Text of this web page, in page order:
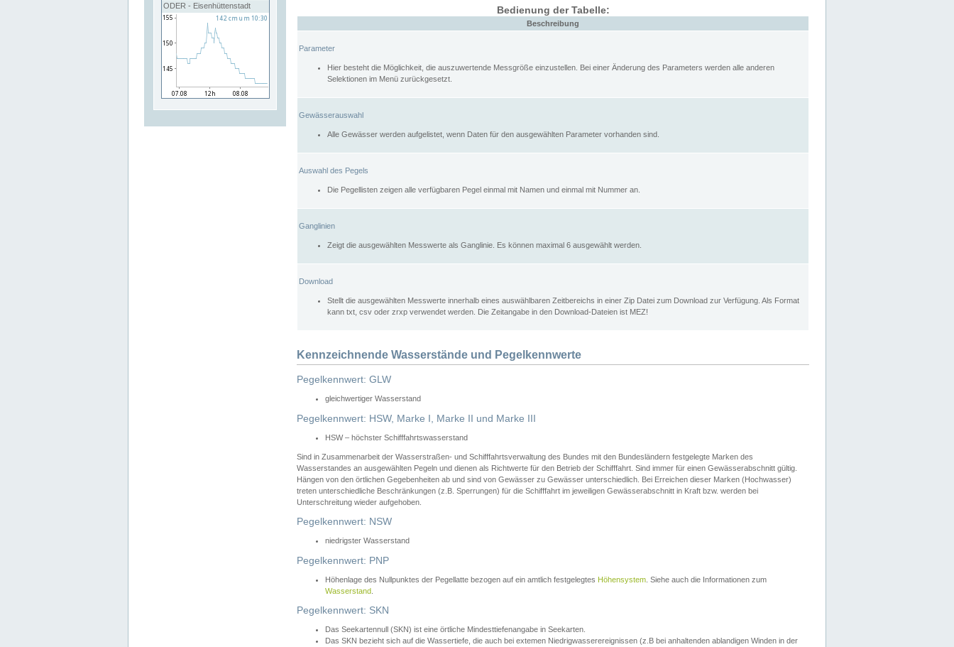
ODER - Eisenhüttenstadt Bedienung der Tabelle:
Beschreibung
Parameter
Hier besteht die Möglichkeit, die auszuwertende Messgröße einzustellen. Bei einer Änderung des Parameters werden alle anderen
Selektionen im Menü zurückgesetzt.
Gewässerauswahl
Alle Gewässer werden aufgelistet, wenn Daten für den ausgewählten Parameter vorhanden sind.
Auswahl des Pegels
Die Pegellisten zeigen alle verfügbaren Pegel einmal mit Namen und einmal mit Nummer an.
Ganglinien
Zeigt die ausgewählten Messwerte als Ganglinie. Es können maximal 6 ausgewählt werden.
Download
Stellt die ausgewählten Messwerte innerhalb eines auswählbaren Zeitbereichs in einer Zip Datei zum Download zur Verfügung. Als Format
kann txt, csv oder zrxp verwendet werden. Die Zeitangabe in den Download-Dateien ist MEZ!
Kennzeichnende Wasserstände und Pegelkennwerte
Pegelkennwert: GLW
gleichwertiger Wasserstand
Pegelkennwert: HSW, Marke I, Marke II und Marke III
HSW – höchster Schifffahrtswasserstand
Sind in Zusammenarbeit der Wasserstraßen- und Schifffahrtsverwaltung des Bundes mit den Bundesländern festgelegte Marken des
Wasserstandes an ausgewählten Pegeln und dienen als Richtwerte für den Betrieb der Schifffahrt. Sind immer für einen Gewässerabschnitt gültig.
Hängen von den örtlichen Gegebenheiten ab und sind von Gewässer zu Gewässer unterschiedlich. Bei Erreichen dieser Marken (Hochwasser)
treten unterschiedliche Beschränkungen (z.B. Sperrungen) für die Schifffahrt im jeweiligen Gewässerabschnitt in Kraft bzw. werden bei
Unterschreitung wieder aufgehoben.
Pegelkennwert: NSW
niedrigster Wasserstand
Pegelkennwert: PNP
Höhenlage des Nullpunktes der Pegellatte bezogen auf ein amtlich festgelegtes Höhensystem . Siehe auch die Informationen zum
Wasserstand
Pegelkennwert: SKN
Das Seekartennull (SKN) ist eine örtliche Mindesttiefenangabe in Seekarten.
Das SKN bezieht sich auf die Wassertiefe, die auch bei extemen Niedrigwasserereignissen (z.B bei anhaltenden ablandigen Winden in der